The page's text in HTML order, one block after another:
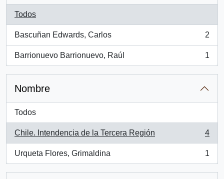
Todos
Bascuñan Edwards, Carlos
, 2 resultados
2
Barrionuevo Barrionuevo, Raúl
, 1 resultados
1
Nombre
Todos
Chile. Intendencia de la Tercera Región
, 4 resultados
4
Urqueta Flores, Grimaldina
, 1 resultados
1